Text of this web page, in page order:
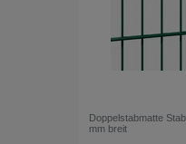
Doppelstabmatte
mm breit